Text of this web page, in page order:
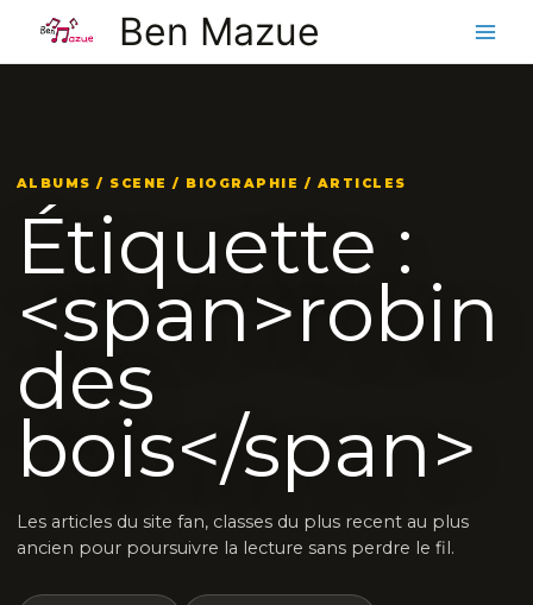
contenu
Ben Mazue
ALBUMS / SCENE / BIOGRAPHIE / ARTICLES
Étiquette :
<span>robin
des
bois</span>
Les articles du site fan, classes du plus recent au plus
ancien pour poursuivre la lecture sans perdre le fil.